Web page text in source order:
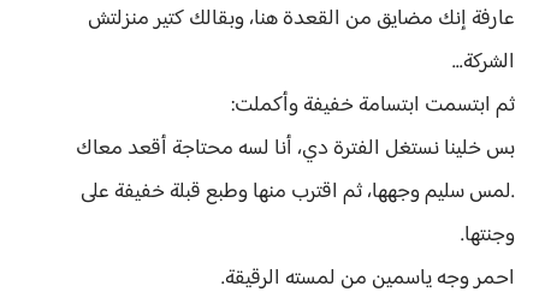
عارفة إنك مضايق من القعدة هنا، وبقالك كتير منزلتش
الشركة...
ثم ابتسمت ابتسامة خفيفة وأكملت:
بس خلينا نستغل الفترة دي، أنا لسه محتاجة أقعد معاك
.لمس سليم وجهها، ثم اقترب منها وطبع قبلة خفيفة على
وجنتها.
احمر وجه ياسمين من لمسته الرقيقة.